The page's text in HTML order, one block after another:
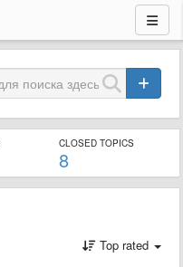
CLOSED TOPICS
8
Top rated